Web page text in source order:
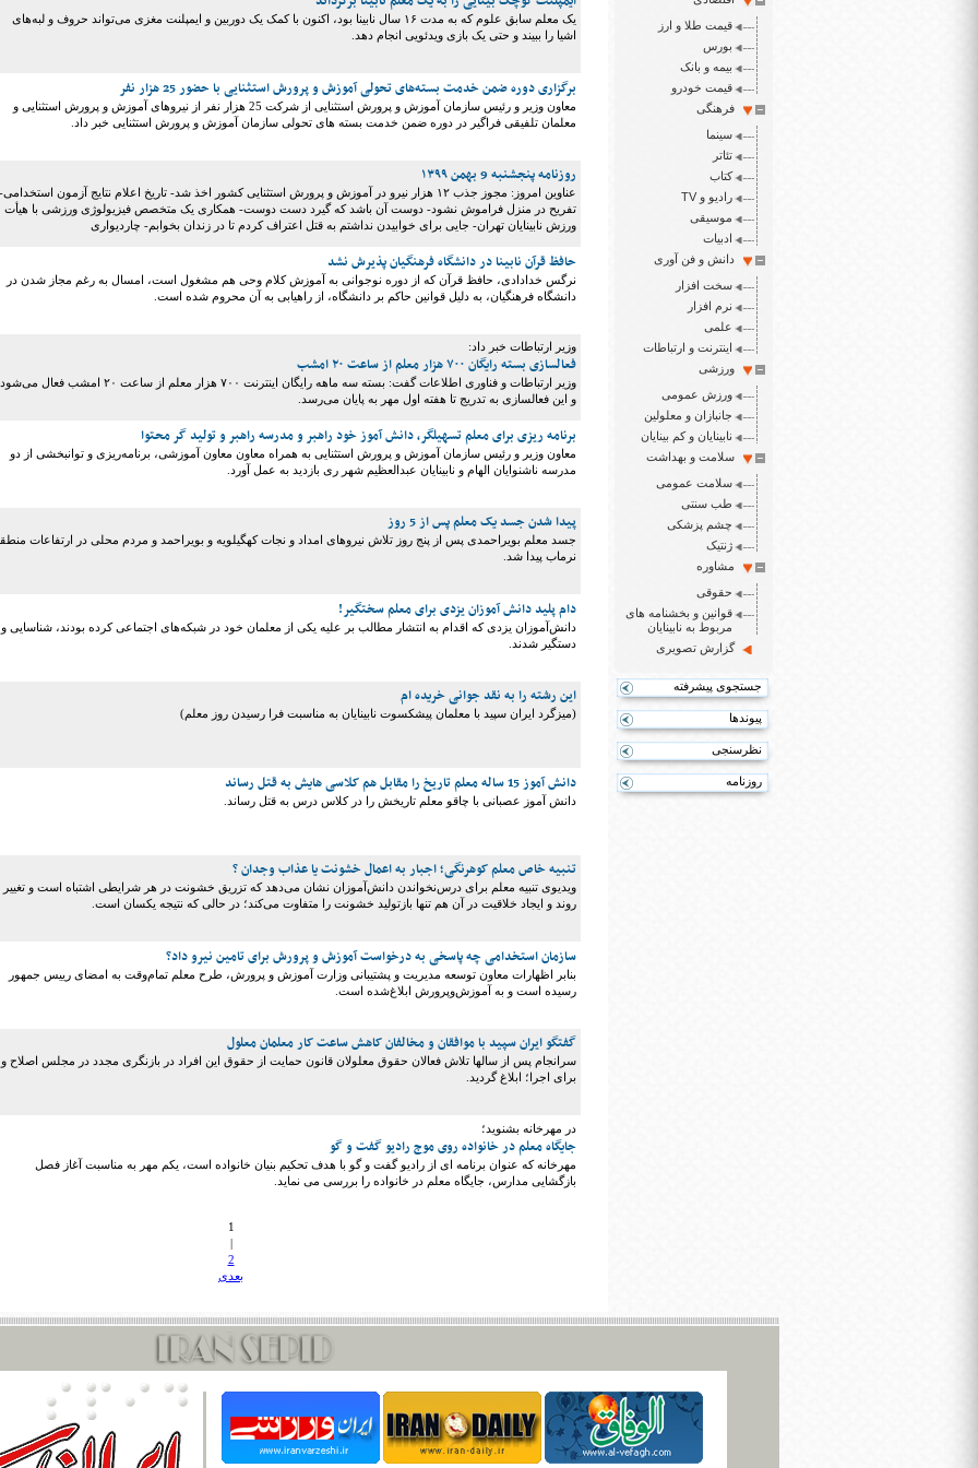
قیمت طلا و ارز
بورس
بیمه و بانک
قیمت خودرو
فرهنگی
سینما
تئاتر
کتاب
رادیو و TV
موسیقی
ادبیات
دانش و فن آوری
سخت افزار
نرم افزار
علمی
اینترنت و ارتباطات
ورزشی
ورزش عمومی
جانبازان و معلولین
نابینایان و کم بینایان
سلامت و بهداشت
سلامت عمومی
طب سنتی
چشم پزشکی
ژنتیک
مشاوره
حقوقی
قوانین و بخشنامه های
مربوط به نابینایان
گزارش تصویری
جستجوی پیشرفته
پیوندها
نظرسنجی
روزنامه
یک معلم سابق علوم که به مدت ۱۶ سال نابینا بود، اکنون با کمک یک دوربین و ایمپلنت مغزی می‌تواند حروف و لبه‌های
اشیا را ببیند و حتی یک بازی ویدئویی انجام دهد.
برگزاری دوره ضمن خدمت بسته‌های تحولی آموزش و پرورش استثنایی با حضور 25 هزار نفر
معاون وزیر و رئیس سازمان آموزش و پرورش استثنایی از شرکت 25 هزار نفر از نیروهای آموزش و پرورش استثنایی و
معلمان تلفیقی فراگیر در دوره ضمن خدمت بسته های تحولی سازمان آموزش و پرورش استثنایی خبر داد.
روزنامه پنجشنبه 9 بهمن ۱۳۹۹
عناوین امروز: مجوز جذب ۱۲ هزار نیرو در آموزش و پرورش استثنایی کشور اخذ شد- تاریخ اعلام نتایج آزمون استخدامی-
تفریح در منزل فراموش نشود- دوست آن باشد که گیرد دست دوست- همکاری یک متخصص فیزیولوژی ورزشی با هیأت
ورزش نابینایان تهران- جایی برای خوابیدن نداشتم به قتل اعتراف کردم تا در زندان بخوابم- چاردیواری
حافظ قرآن نابینا در دانشگاه فرهنگیان پذیرش نشد
نرگس خدادادی، حافظ قرآن که از دوره نوجوانی به آموزش کلام وحی هم مشغول است، امسال به رغم مجاز شدن در
دانشگاه فرهنگیان، به دلیل قوانین حاکم بر دانشگاه، از راهیابی به آن محروم شده است.
وزیر ارتباطات خبر داد:
فعالسازی بسته رایگان ۷۰۰ هزار معلم از ساعت ۲۰ امشب
وزیر ارتباطات و فناوری اطلاعات گفت: بسته سه ماهه رایگان اینترنت ۷۰۰ هزار معلم از ساعت ۲۰ امشب فعال می‌شود
و این فعالسازی به تدریج تا هفته اول مهر به پایان می‌رسد.
برنامه ریزی برای معلم تسهیلگر، دانش آموز خود راهبر و مدرسه راهبر و تولید گر محتوا
معاون وزیر و رئیس سازمان آموزش و پرورش استثنایی به همراه معاون معاون آموزشی، برنامه‌ریزی و توانبخشی از دو
مدرسه ناشنوایان الهام و نابینایان عبدالعظیم شهر ری بازدید به عمل آورد.
پیدا شدن جسد یک معلم پس از 5 روز
جسد معلم بویراحمدی پس از پنج روز تلاش نیروهای امداد و نجات کهگیلویه و بویراحمد و مردم محلی در ارتفاعات
نرماب پیدا شد.
دام پلید دانش آموزان یزدی برای معلم سختگیر!
دانش‌آموزان یزدی که اقدام به انتشار مطالب بر علیه یکی از معلمان خود در شبکه‌های اجتماعی کرده بودند، شناسایی و
دستگیر شدند.
این رشته را به نقد جوانی خریده ام
(میزگرد ایران سپید با معلمان پیشکسوت نابینایان به مناسبت فرا رسیدن روز معلم)
دانش آموز 15 ساله معلم تاریخ را مقابل هم کلاسی هایش به قتل رساند
دانش آموز عصبانی با چاقو معلم تاریخش را در کلاس درس به قتل رساند.
تنبیه خاص معلم کوهرنگی؛ اجبار به اعمال خشونت یا عذاب وجدان ؟
ویدیوی تنبیه معلم برای درس‌نخواندن دانش‌آموزان نشان می‌دهد که تزریق خشونت در هر شرایطی اشتباه است و تغییر
روند و ایجاد خلاقیت در آن هم تنها بازتولید خشونت را متفاوت می‌کند؛ در حالی که نتیجه یکسان است.
سازمان استخدامی چه پاسخی به درخواست آموزش و پرورش برای تامین نیرو داد؟
بنابر اظهارات معاون توسعه مدیریت و پشتیبانی وزارت آموزش و پرورش، طرح معلم تمام‌وقت به امضای رییس جمهور
رسیده است و به آموزش‌وپرورش ابلاغ‌شده است.
گفتگو ایران سپید با موافقان و مخالفان کاهش ساعت کار معلمان معلول
سرانجام پس از سالها تلاش فعالان حقوق معلولان قانون حمایت از حقوق این افراد در بازنگری مجدد در مجلس اصلاح و
برای اجرا؛ ابلاغ گردید.
در مهرخانه بشنوید؛
جایگاه معلم در خانواده روی موج رادیو گفت و گو
مهرخانه که عنوان برنامه ای از رادیو گفت و گو با هدف تحکیم بنیان خانواده است، یکم مهر به مناسبت آغاز فصل
بازگشایی مدارس، جایگاه معلم در خانواده را بررسی می نماید.
1
|
2
بعدی